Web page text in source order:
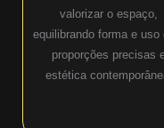
valorizar o espaço,
equilibrando forma e uso
proporções precisas
estética